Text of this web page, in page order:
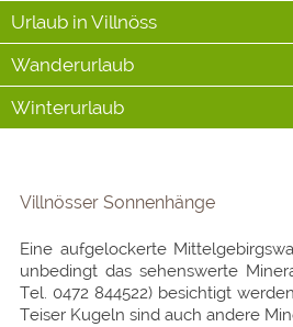
Urlaub in Villnöss
Wanderurlaub
Winterurlaub
Villnösser Sonnenhänge
Eine aufgelockerte
unbedingt das sehenswerte
Tel. 0472 844522) besichtigt
Teiser Kugeln sind auch andere